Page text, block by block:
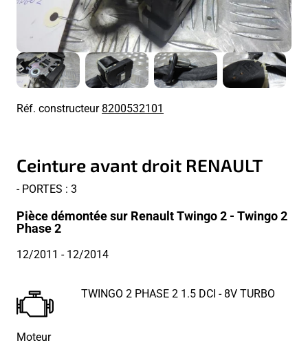
Réf. constructeur8200532101
Ceinture avant droit RENAULT
- PORTES : 3
Pièce démontée sur Renault Twingo 2 - Twingo 2
Phase 2
12/2011 - 12/2014
Moteur
TWINGO 2 PHASE 2 1.5 DCI - 8V TURBO